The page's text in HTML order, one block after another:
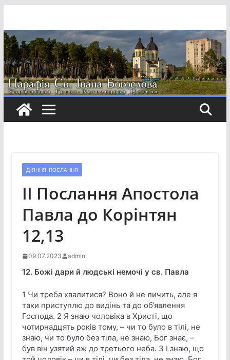
вмісту
ДІЯННЯ-ПОСЛАННЯ
ІІ Послання Апостола
Павла до Корінтян
12,13
09.07.2023 admin
12. Божі дари й людські немочі у св. Павла
1 Чи треба хвалитися? Воно й не личить, але я
таки приступлю до видінь та до об’явлення
Господа. 2 Я знаю чоловіка в Христі, що
чотирнадцять років тому, – чи то було в тілі, не
знаю, чи то було без тіла, не знаю, Бог знає, –
був він узятий аж до третього неба. 3 І знаю, що